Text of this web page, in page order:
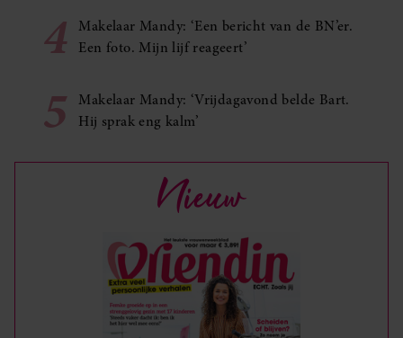
4
Makelaar Mandy: ‘Een bericht van de BN’er.
Een foto. Mijn lijf reageert’
5
Makelaar Mandy: ‘Vrijdagavond belde Bart.
Hij sprak eng kalm’
Nieuw